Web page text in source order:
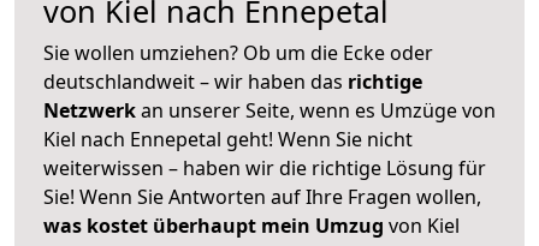
von Kiel nach Ennepetal
Sie wollen umziehen? Ob um die Ecke oder
deutschlandweit – wir haben das richtige
Netzwerkan unserer Seite, wenn es Umzüge von
Kiel nach Ennepetal geht! Wenn Sie nicht
weiterwissen – haben wir die richtige Lösung für
Sie! Wenn Sie Antworten auf Ihre Fragen wollen,
was kostet überhaupt mein Umzug von Kiel